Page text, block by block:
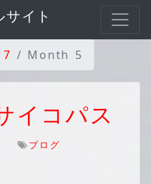
イト
Month 5
イコパス
ブログ